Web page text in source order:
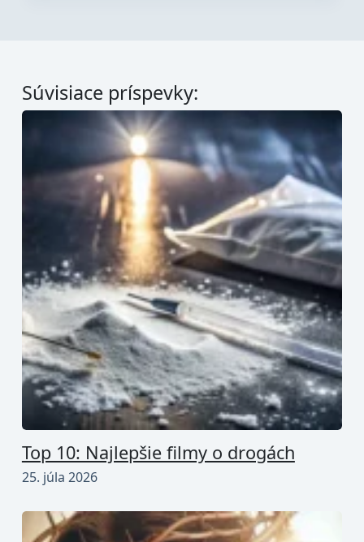
Súvisiace príspevky:
Top 10: Najlepšie filmy o drogách
25. júla 2026